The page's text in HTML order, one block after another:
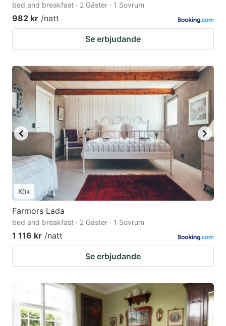
bed and breakfast · 2 Gäster · 1 Sovrum
982 kr /natt
Se erbjudande
Kök
Farmors Lada
bed and breakfast · 2 Gäster · 1 Sovrum
1 116 kr /natt
Se erbjudande